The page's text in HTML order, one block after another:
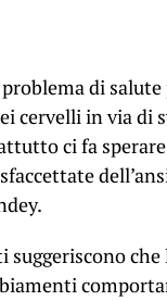
di
cervelli in via di
ci fa
che